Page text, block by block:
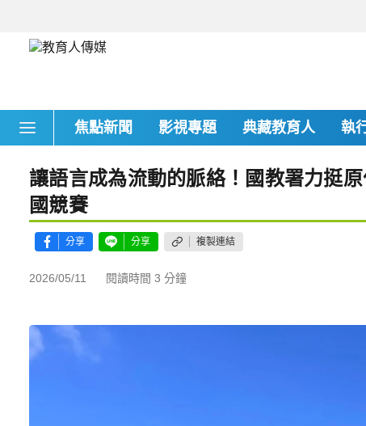
焦點新聞 影視專題 典藏教育人 執
讓語言成為流動的脈絡！國教署力挺
國競賽
分享 分享 複製連結
2026/05/11 閱讀時間 3 分鐘